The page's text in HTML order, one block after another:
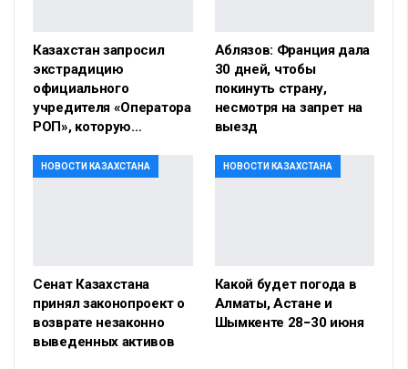
Казахстан запросил
экстрадицию
официального
учредителя «Оператора
РОП», которую…
Аблязов: Франция дала
30 дней, чтобы
покинуть страну,
несмотря на запрет на
выезд
НОВОСТИ КАЗАХСТАНА
Сенат Казахстана
принял законопроект о
возврате незаконно
выведенных активов
НОВОСТИ КАЗАХСТАНА
Какой будет погода в
Алматы, Астане и
Шымкенте 28−30 июня